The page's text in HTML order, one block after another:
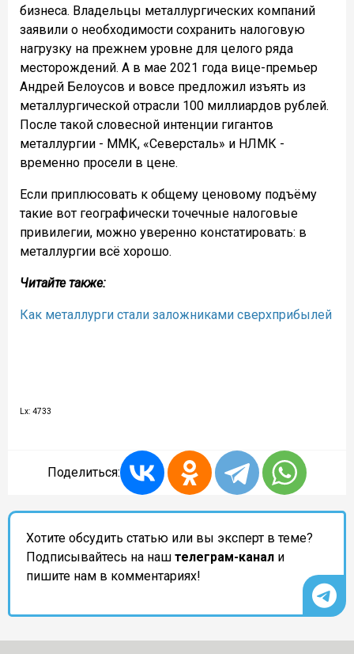
бизнеса. Владельцы металлургических компаний
заявили о необходимости сохранить налоговую
нагрузку на прежнем уровне для целого ряда
месторождений. А в мае 2021 года вице-премьер
Андрей Белоусов и вовсе предложил изъять из
металлургической отрасли 100 миллиардов рублей.
После такой словесной интенции гигантов
металлургии - ММК, «Северсталь» и НЛМК -
временно просели в цене.
Если приплюсовать к общему ценовому подъёму
такие вот географически точечные налоговые
привилегии, можно уверенно констатировать: в
металлургии всё хорошо.
Читайте также:
Как металлурги стали заложниками сверхприбылей
Lx: 4733
Поделиться:
Хотите обсудить статью или вы эксперт в теме?
Подписывайтесь на наш телеграм-канал и
пишите нам в комментариях!